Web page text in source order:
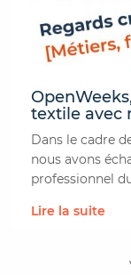
textile avec
Dans le cadre
nous avons
professionnel
Lire la suite